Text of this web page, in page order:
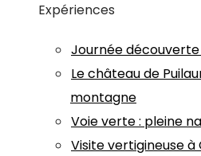
Expériences
Journée
Le château de
montagne
Voie verte : pleine
Visite vertigineuse